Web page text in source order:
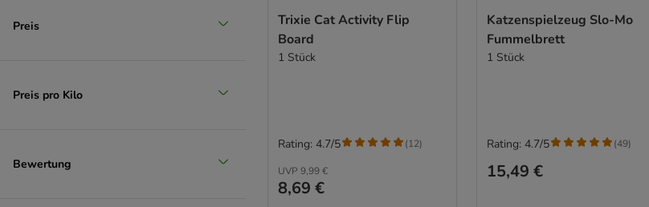
(4)
Preis
Preis pro Kilo
Bewertung
Trixie Cat Activity Flip
Board
1 Stück
UVP 9,99 €
8,69 €
Rating: 4.7/5 (12)
Katzenspielzeug Slo-Mo
Fummelbrett
1 Stück
15,49 €
Rating: 4.7/5 (49)